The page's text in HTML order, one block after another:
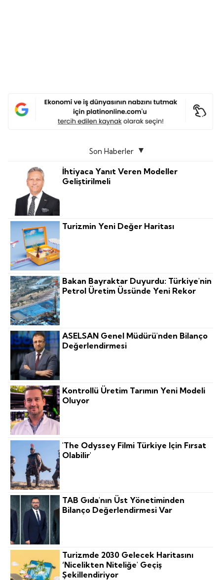
Son Haberler
İhtiyaca Yanıt Veren Modeller
Geliştirilmeli
Turizmin Yeni Değer Haritası
Bakan Bayraktar Duyurdu: Türkiye'nin
Petrol Üretim Üssünde Yeni Rekor
ASELSAN Genel Müdürü'nden Bilanço
Değerlendirmesi
Kontrollü Üretim Tarımın Yeni Modeli
Oluyor
'The Odyssey Filmi Türkiye Için Fırsat
Olabilir'
TAB Gıda'nın Üst Yönetiminden
Bilanço Değerlendirmesi Var
Turizmde 2030 Gelecek Haritasını
‘nicelikten Niteliğe' Geçiş
Şekillendiriyor